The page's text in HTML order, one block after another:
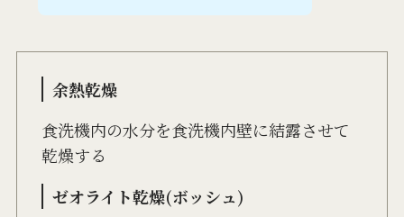
余熱乾燥
食洗機内の水分を食洗機内壁に結露させて
乾燥する
ゼオライト乾燥(ボッシュ)